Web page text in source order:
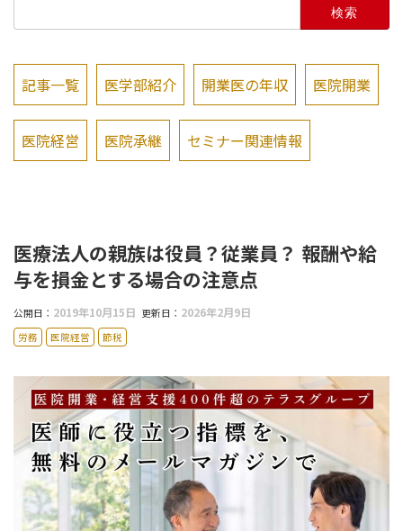
索:
記事一覧 医学部紹介 開業医の年収 医院開業
医院経営 医院承継 セミナー関連情報
医療法人の親族は役員？従業員？ 報酬や給
与を損金とする場合の注意点
公開日： 2019年10月15日 更新日： 2026年2月9日
労務 医院経営 節税